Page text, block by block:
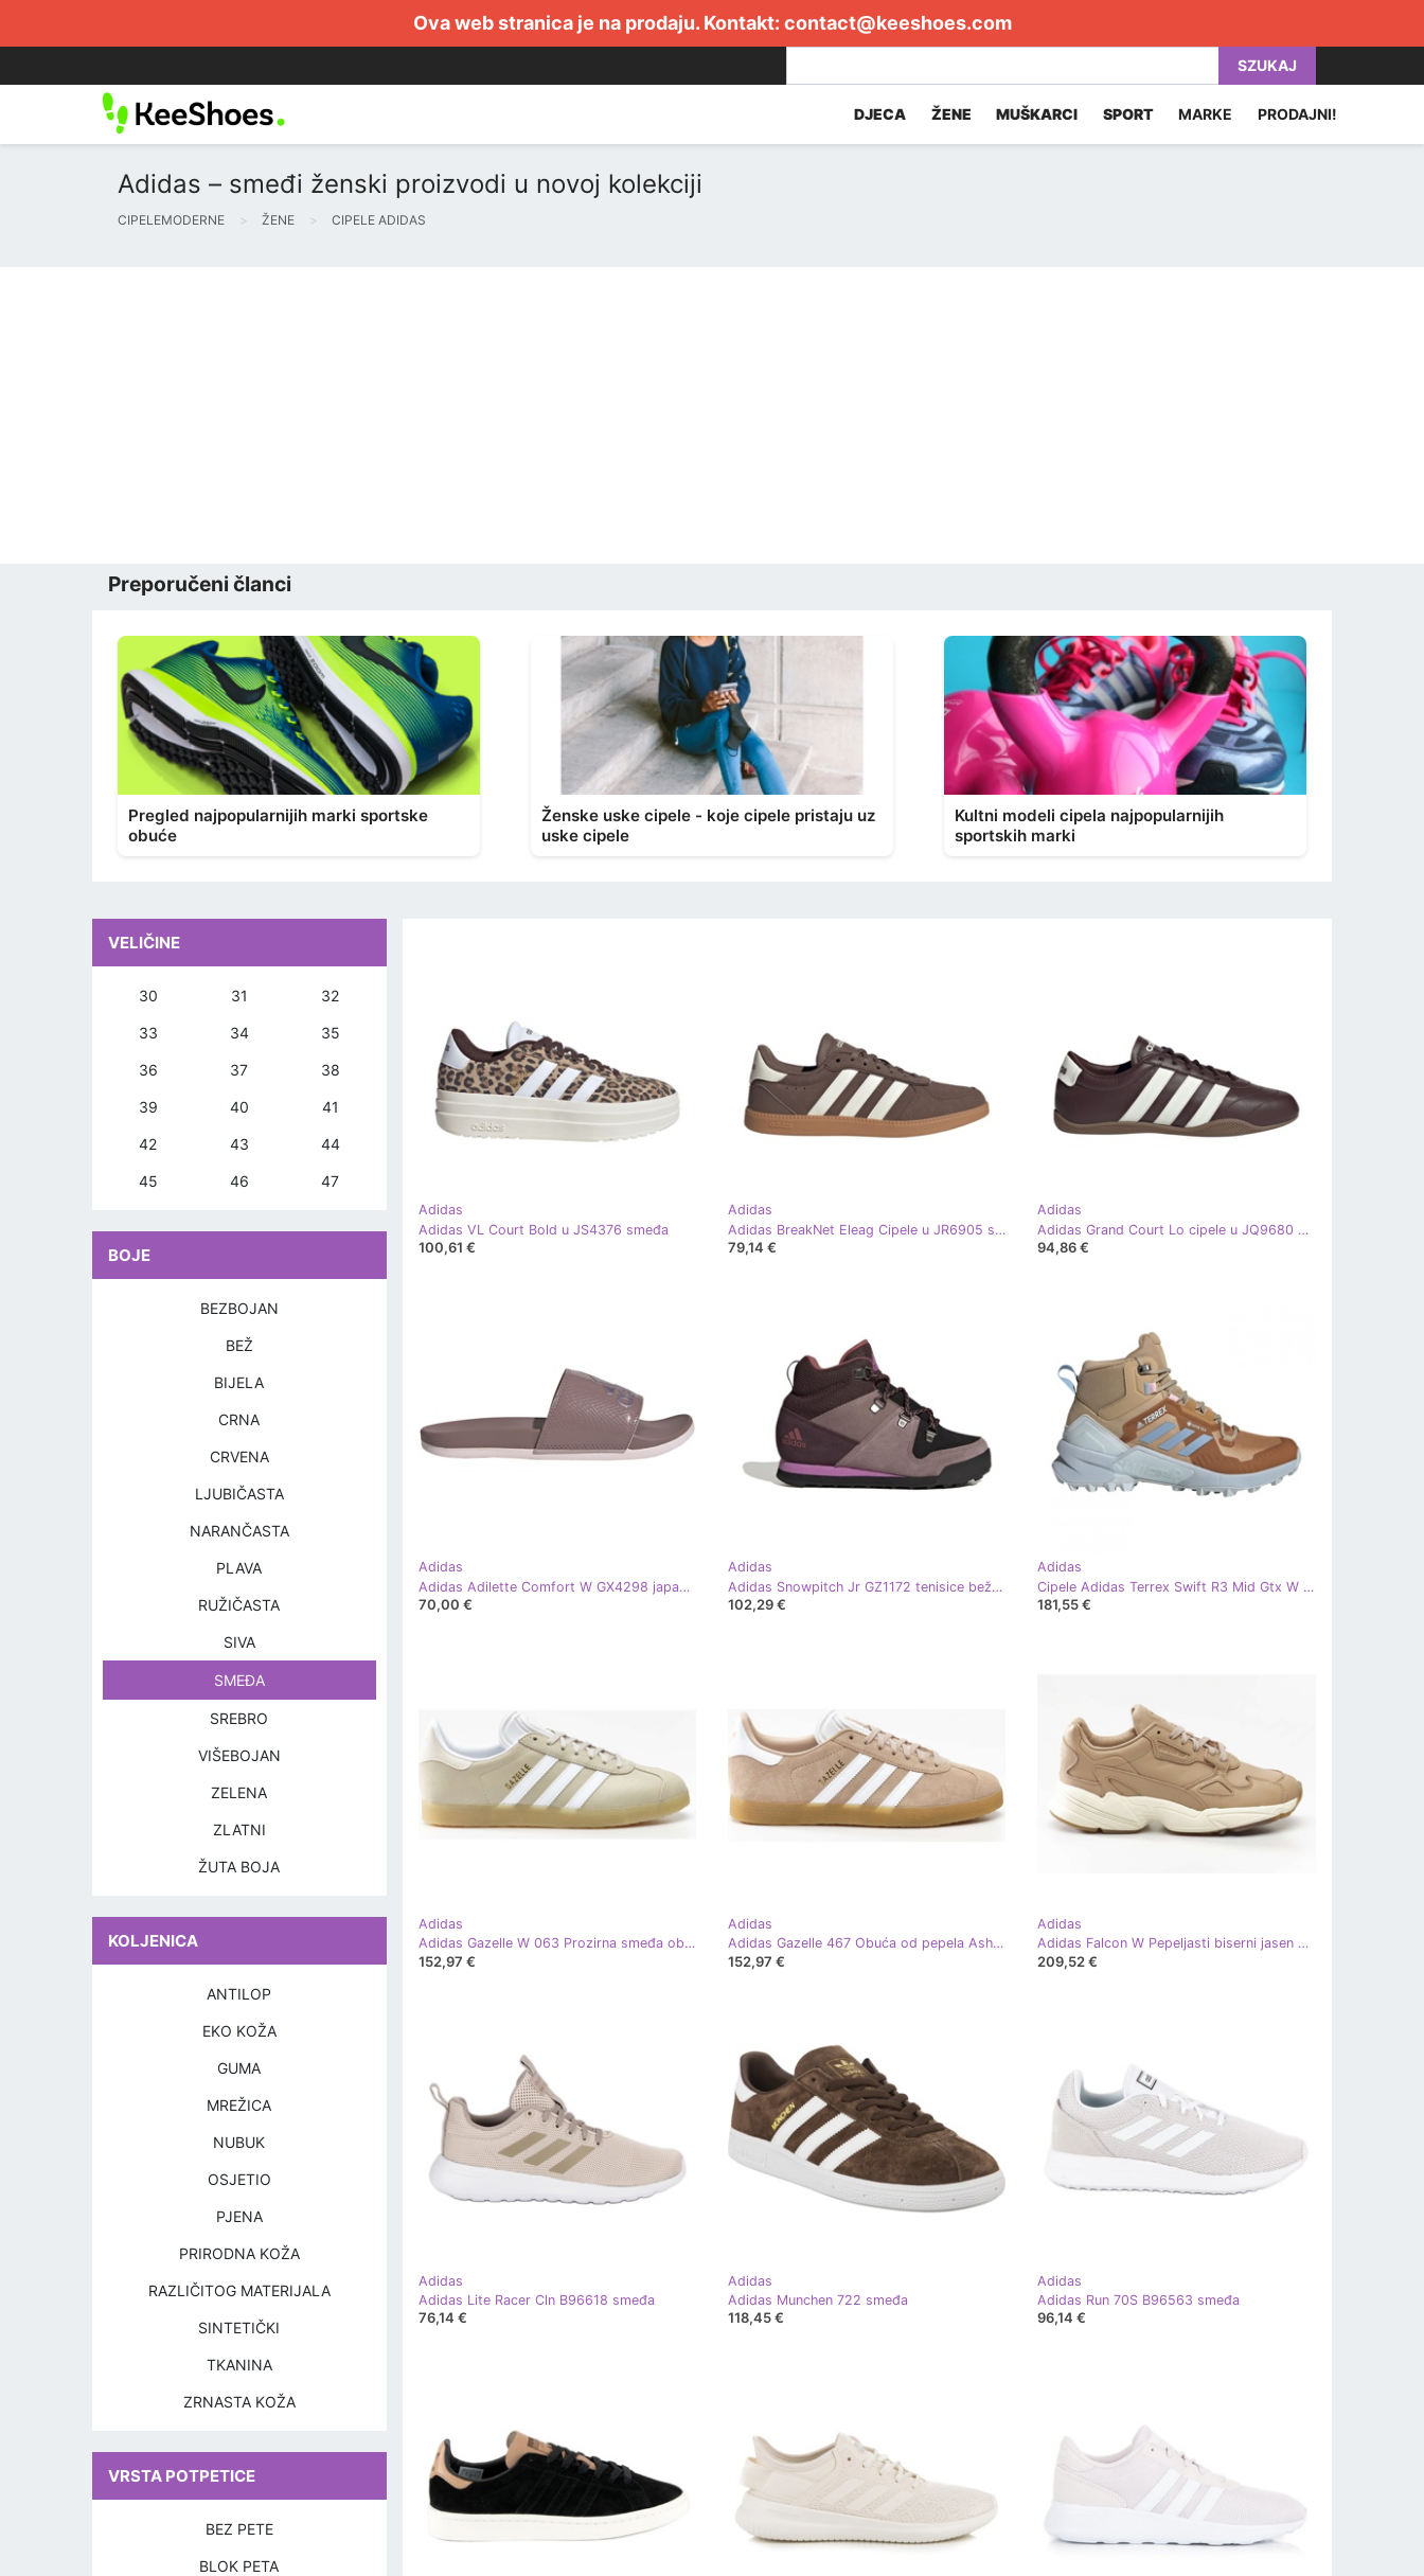
Ova web stranica je na prodaju. Kontakt: contact@keeshoes.com
SZUKAJ
DJECA ŽENE MUŠKARCI SPORT MARKE PRODAJNI!
Adidas – smeđi ženski proizvodi u novoj kolekciji
CIPELEMODERNE ŽENE CIPELE ADIDAS
Preporučeni članci
Pregled najpopularnijih marki sportske
obuće
Ženske uske cipele - koje cipele pristaju uz
uske cipele
Kultni modeli cipela najpopularnijih
sportskih marki
Adidas
Adidas VL Court Bold u JS4376 smeđa
100,61 €
Adidas
Adidas BreakNet Eleag Cipele u JR6905 smeđa
79,14 €
Adidas
Adidas Grand Court Lo cipele u JQ9680 smeđa
94,86 €
Adidas
Adidas Adilette Comfort W GX4298 japanke smeđa
70,00 €
Adidas
Adidas Snowpitch Jr GZ1172 tenisice bež smeđa crna
102,29 €
Adidas
Cipele Adidas Terrex Swift R3 Mid Gtx W FZ3011 smeđa
181,55 €
Adidas
Adidas Gazelle W 063 Prozirna smeđa obuća Bijeli Ecru nijansa
152,97 €
Adidas
Adidas Gazelle 467 Obuća od pepela Ash Pearl White Gum 3 smeđa
152,97 €
Adidas
Adidas Falcon W Pepeljasti biserni jasen bijele boje smeđa
209,52 €
Adidas
Adidas Lite Racer Cln B96618 smeđa
76,14 €
Adidas
Adidas Munchen 722 smeđa
118,45 €
Adidas
Adidas Run 70S B96563 smeđa
96,14 €
VELIČINE
30 31 32
33 34 35
36 37 38
39 40 41
42 43 44
45 46 47
BOJE
BEZBOJAN
BEŽ
BIJELA
CRNA
CRVENA
LJUBIČASTA
NARANČASTA
PLAVA
RUŽIČASTA
SIVA
SMEĐA
SREBRO
VIŠEBOJAN
ZELENA
ZLATNI
ŽUTA BOJA
KOLJENICA
ANTILOP
EKO KOŽA
GUMA
MREŽICA
NUBUK
OSJETIO
PJENA
PRIRODNA KOŽA
RAZLIČITOG MATERIJALA
SINTETIČKI
TKANINA
ZRNASTA KOŽA
VRSTA POTPETICE
BEZ PETE
BLOK PETA